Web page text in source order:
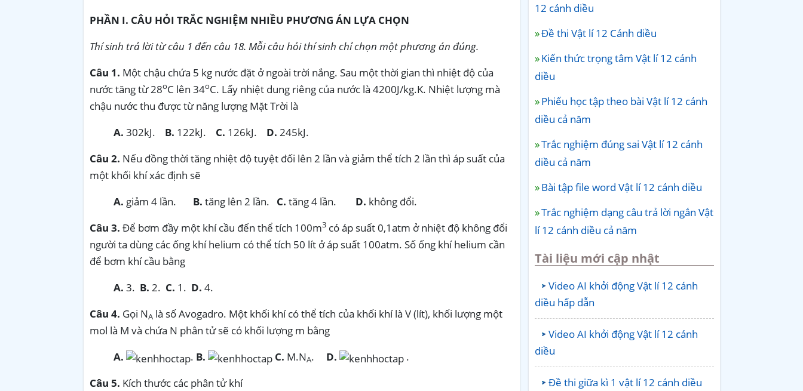
PHẦN I. CÂU HỎI TRẮC NGHIỆM NHIỀU PHƯƠNG ÁN LỰA CHỌN
Thí sinh trả lời từ câu 1 đến câu 18. Mỗi câu hỏi thí sinh chỉ chọn một phương án đúng.
Câu 1. Một chậu chứa 5 kg nước đặt ở ngoài trời nắng. Sau một thời gian thì nhiệt độ của
nước tăng từ 28oC lên 34oC. Lấy nhiệt dung riêng của nước là 4200J/kg.K. Nhiệt lượng mà
chậu nước thu được từ năng lượng Mặt Trời là
A. 302kJ. B. 122kJ. C. 126kJ. D. 245kJ.
Câu 2. Nếu đồng thời tăng nhiệt độ tuyệt đối lên 2 lần và giảm thể tích 2 lần thì áp suất của
một khối khí xác định sẽ
A. giảm 4 lần. B. tăng lên 2 lần. C. tăng 4 lần. D. không đổi.
Câu 3. Để bơm đầy một khí cầu đến thể tích 100m3có áp suất 0,1atm ở nhiệt độ không đổi
người ta dùng các ống khí helium có thể tích 50 lít ở áp suất 100atm. Số ống khí helium cần
để bơm khí cầu bằng
A. 3. B. 2. C. 1. D. 4.
Câu 4. Gọi NA là số Avogadro. Một khối khí có thể tích của khối khí là V (lít), khối lượng một
mol là M và chứa N phân tử sẽ có khối lượng m bằng
A.
. B. C. M.NA. D.
.
Câu 5. Kích thước các phân tử khí
12 cánh diều
Đề thi Vật lí 12 Cánh diều
Kiến thức trọng tâm Vật lí 12 cánh
diều
Phiếu học tập theo bài Vật lí 12 cánh
diều cả năm
Trắc nghiệm đúng sai Vật lí 12 cánh
diều cả năm
Bài tập file word Vật lí 12 cánh diều
Trắc nghiệm dạng câu trả lời ngắn Vật
lí 12 cánh diều cả năm
Tài liệu mới cập nhật
Video AI khởi động Vật lí 12 cánh
diều hấp dẫn
Video AI khởi động Vật lí 12 cánh
diều
Đề thi giữa kì 1 vật lí 12 cánh diều